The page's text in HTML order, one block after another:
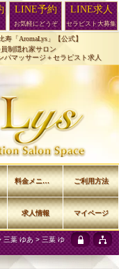
寿「AromaLys」【公式】
制隠れ家サロン
パマッサージ＋セラピスト求人
三葉 ゆあ >三葉 ゆ
料金メニュー ご利用方法
求人情報 マイページ
LINE予約
お気軽にどうぞ
LINE求人
セラピスト大募集